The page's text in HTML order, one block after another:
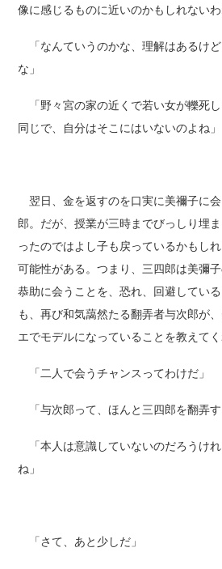
像に感じるものに近いのかもしれないわ
「なんていうのかな、理解はあるけ
な」
「野々宮の家の近くで若い女が轢死
同じで、自分はそこにはいないのよね」
翌日、金を返すのを口実に美禰子に
郎。だが、授業が三時までびっしり埋
ったのではよし子も戻っているかもし
可能性がある。つまり、三四郎は美彌
恭助に会うことを、恐れ、回避してい
も、再び和気藹然たる翻弄者与次郎が
エでモデルになっていることを教えてく
「二人で会うチャンスってわけだ」
「与次郎って、ほんと三四郎を翻弄す
「本人は意識していないのだろうけ
ね」
「さて、あと少しだ」